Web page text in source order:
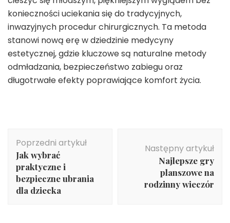
konieczności uciekania się do tradycyjnych,
inwazyjnych procedur chirurgicznych. Ta metoda
stanowi nową erę w dziedzinie medycyny
estetycznej, gdzie kluczowe są naturalne metody
odmładzania, bezpieczeństwo zabiegu oraz
długotrwałe efekty poprawiające komfort życia.
wpisu
Poprzedni artykuł
Jak wybrać
praktyczne i
bezpieczne ubrania
dla dziecka
Następny artykuł
Najlepsze gry
planszowe na
rodzinny wieczór